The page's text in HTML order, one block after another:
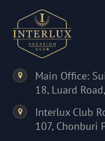
Main Office:
18, Luard
Interlux Club
107, Chonburi